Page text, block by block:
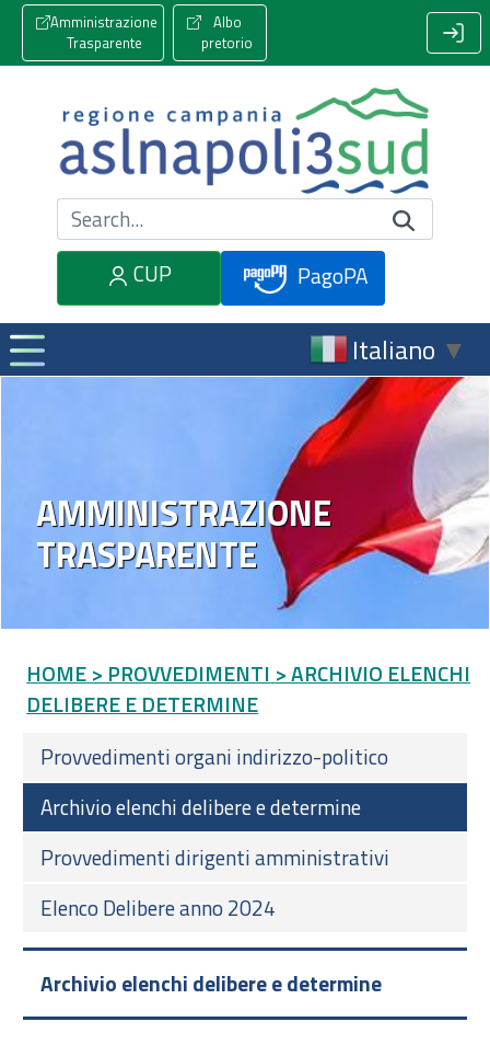
Amministrazione
Trasparente
Albo
pretorio
Cerca nel sito
CUP
PagoPA
Italiano ▼
AMMINISTRAZIONE
TRASPARENTE
HOME > PROVVEDIMENTI > ARCHIVIO ELENCHI
DELIBERE E DETERMINE
Provvedimenti organi indirizzo-politico
Archivio elenchi delibere e determine
Provvedimenti dirigenti amministrativi
Elenco Delibere anno 2024
Archivio elenchi delibere e determine